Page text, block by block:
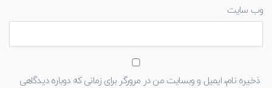
وب‌ سایت
ذخیره نام، ایمیل و وبسایت من در مرورگر برای زمانی که دوباره دیدگاهی